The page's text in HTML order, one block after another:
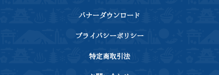
バナーダウンロード
プライバシーポリシー
特定商取引法